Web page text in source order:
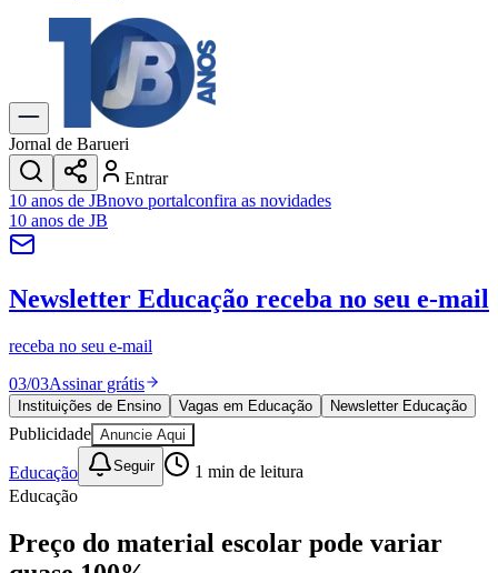
Explore Tudo
Últimas Notícias
Previsão do Tempo
Trânsito e Rotas
Dia a Dia & Lazer
Transportes
Gastronomia
Cinema & Shows
JogosNovo
Para Sua Empresa
Anuncie no Portal
Cadastrar Empresa
Divulgar Vagas
Publicidade Legal
Política
Eleições
Esportes
Saúde
Segurança
Cultura
Obras
Educação
Jornal de Barueri
Entrar
10 anos de JBnovo portalconfira as novidades
10 anos de JB
Newsletter Educação receba no seu e-mail
receba no seu e-mail
03/03Assinar grátis
Instituições de Ensino Vagas em Educação Newsletter Educação
Publicidade Anuncie Aqui
Educação Seguir 1 min de leitura
Educação
Preço do material escolar pode variar